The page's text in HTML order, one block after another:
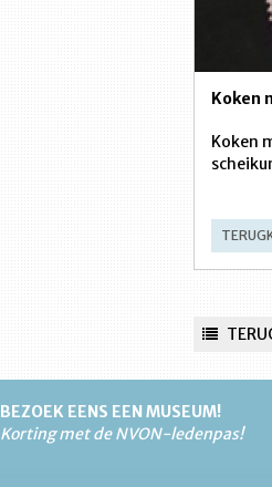
Koken
Koken
BEZOEK EENS EEN MUSEUM!
Korting met de NVON-ledenpas!